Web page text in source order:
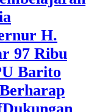
H.
97 Ribu
Barito